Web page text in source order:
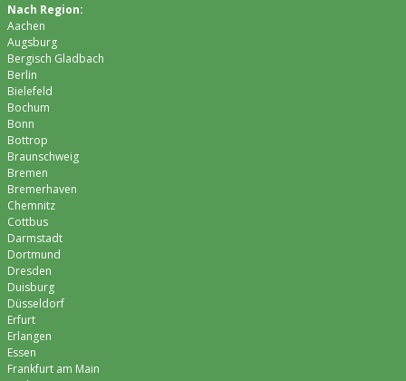
Nach Region:
Aachen
Augsburg
Bergisch Gladbach
Berlin
Bielefeld
Bochum
Bonn
Bottrop
Braunschweig
Bremen
Bremer­haven
Chemnitz
Cottbus
Darmstadt
Dortmund
Dresden
Duisburg
Düsseldorf
Erfurt
Erlangen
Essen
Frankfurt am Main